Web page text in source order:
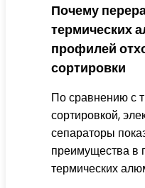
Почему
термических
профилей
сортировки
По сравнению с
сортировкой,
сепараторы
преимущества в
термических